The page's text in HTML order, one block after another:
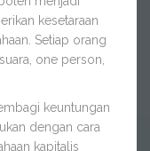
kesetaraan
Setiap orang
one person,
keuntungan
dengan cara
kapitalis